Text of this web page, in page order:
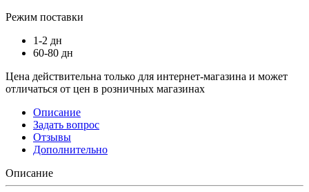
Режим поставки
1-2 дн
60-80 дн
Цена действительна только для интернет-магазина и может
отличаться от цен в розничных магазинах
Описание
Задать вопрос
Отзывы
Дополнительно
Описание